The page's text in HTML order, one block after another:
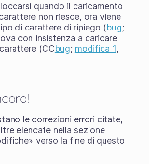
quando il caricamento
non riesce, ora viene
di carattere di ripiego (bug;
con insistenza a caricare
(CCbug; modifica 1,
le correzioni errori citate,
elencate nella sezione
verso la fine di questo